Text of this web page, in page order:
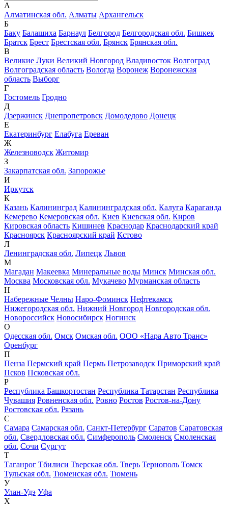
А
Алматинская обл. Алматы Архангельск
Б
Баку Балашиха Барнаул Белгород Белгородская обл. Бишкек
Братск Брест Брестская обл. Брянск Брянская обл.
В
Великие Луки Великий Новгород Владивосток Волгоград
Волгоградская область Вологда Воронеж Воронежская
область Выборг
Г
Гостомель Гродно
Д
Дзержинск Днепропетровск Домодедово Донецк
Е
Екатеринбург Елабуга Ереван
Ж
Железноводск Житомир
З
Закарпатская обл. Запорожье
И
Иркутск
К
Казань Калининград Калининградская обл. Калуга Караганда
Кемерево Кемеровская обл. Киев Киевская обл. Киров
Кировская область Кишинев Краснодар Краснодарский край
Красноярск Красноярский край Кстово
Л
Ленинградская обл. Липецк Львов
М
Магадан Макеевка Минеральные воды Минск Минская обл.
Москва Московская обл. Мукачево Мурманская область
Н
Набережные Челны Наро-Фоминск Нефтекамск
Нижегородская обл. Нижний Новгород Новгородская обл.
Новороссийск Новосибирск Ногинск
О
Одесская обл. Омск Омская обл. ООО «Нара Авто Транс»
Оренбург
П
Пенза Пермский край Пермь Петрозаводск Приморский край
Псков Псковская обл.
Р
Республика Башкортостан Республика Татарстан Республика
Чувашия Ровненская обл. Ровно Ростов Ростов-на-Дону
Ростовская обл. Рязань
С
Самара Самарская обл. Санкт-Петербург Саратов Саратовская
обл. Свердловская обл. Симферополь Смоленск Смоленская
обл. Сочи Сургут
Т
Таганрог Тбилиси Тверская обл. Тверь Тернополь Томск
Тульская обл. Тюменская обл. Тюмень
У
Улан-Удэ Уфа
Х